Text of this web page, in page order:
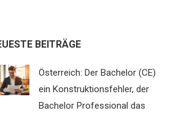
BEITRÄGE
Österreich: Der Bachelor (CE)
ein Konstruktionsfehler, der
Bachelor Professional das